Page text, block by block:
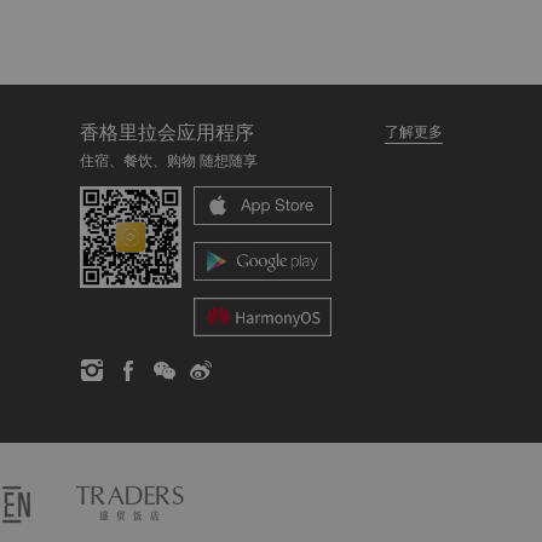
香格里拉会应用程序
了解更多
住宿、餐饮、购物 随想随享